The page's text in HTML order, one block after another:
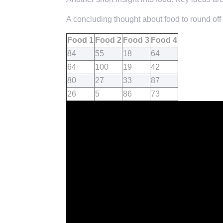
A concluding thought about food to round off
Food 1 Food 2 Food 3 Food 4
84
55 18
64
64
100 19
42
80
27 33
87
26
5 86 73